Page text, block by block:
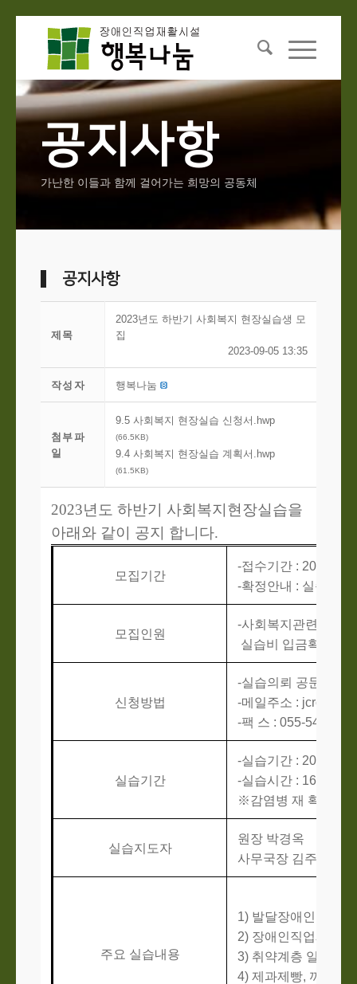
공지사항
가난한 이들과 함께 걸어가는 희망의 공동체
공지사항
제목
2023년도 하반기 사회복지 현장실습생 모
집
2023-09-05 13:35
작성자 행복나눔
첨부파
일
9.5 사회복지 현장실습 신청서.hwp
(66.5KB)
9.4 사회복지 현장실습 계획서.hwp
(61.5KB)
2023년도 하반기 사회복지현장실습을
아래와 같이 공지 합니다.
모집기간
-접수기간 :
-확정안내 : 실습신
모집인원
-사회복지관련학과
실습비 입금확인 순
신청방법
-실습의뢰 공문 및
-메일주소 : jcrc0480
-팩 스 : 055-543-
실습기간
-실습기간 :
-실습시간 : 160
※감염병 재 확산 등
실습지도자
원장 박경옥
사무국장 김주철
주요 실습내용
1) 발달장애인의 직
2) 장애인직업재활시
3) 취약계층 일자리
4) 제과제빵, 까페